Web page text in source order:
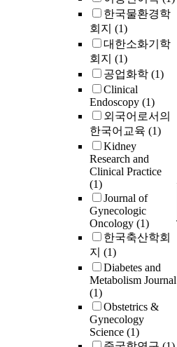
한국물환경학
회지 (1)
대한소화기학
회지 (1)
공업화학 (1)
Clinical
Endoscopy (1)
외국어로서의
한국어교육 (1)
Kidney
Research and
Clinical Practice
(1)
Journal of
Gynecologic
Oncology (1)
한국축산학회
지 (1)
Diabetes and
Metabolism Journal
(1)
Obstetrics &
Gynecology
Science (1)